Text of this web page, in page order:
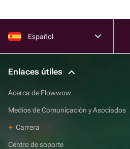
Español
Enlaces útiles
Acerca de Flowwow
Medios de Comunicación y Asociados
Carrera
Centro de soporte